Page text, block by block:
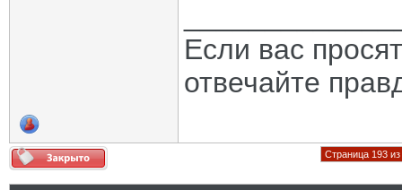
Если вас
отвечайте
Страница 193 из